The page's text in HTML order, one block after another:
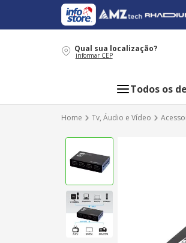
Qual sua localização?
informar CEP
Todos os
Tv, Áudio e Vídeo